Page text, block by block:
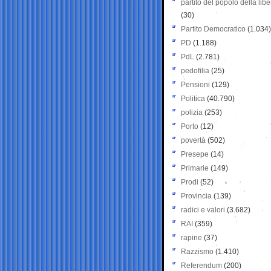
partito del popolo della
(30)
Partito Democratico (1.034)
PD (1.188)
PdL (2.781)
pedofilia (25)
Pensioni (129)
Politica (40.790)
polizia (253)
Porto (12)
povertà (502)
Presepe (14)
Primarie (149)
Prodi (52)
Provincia (139)
radici e valori (3.682)
RAI (359)
rapine (37)
Razzismo (1.410)
Referendum (200)